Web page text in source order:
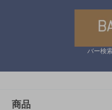
バー検
商品